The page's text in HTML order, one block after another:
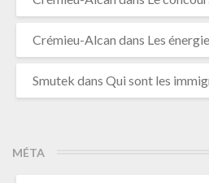
Crémieu-Alcan dans Les
Smutek dans Qui sont les
MÉTA